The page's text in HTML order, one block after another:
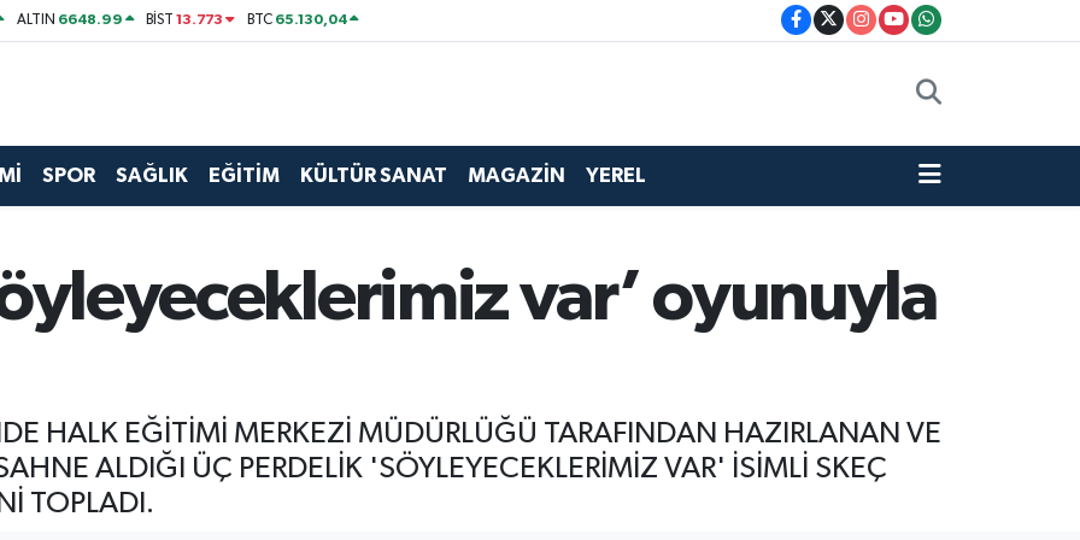
ALTIN 6648.99 BİST13.773 BTC 65.130,04
SPOR SAĞLIK EĞİTİM KÜLTÜR SANAT MAGAZİN YEREL
var’ oyunuyla
HALK EĞİTİMİ MERKEZİ MÜDÜRLÜĞÜ TARAFINDAN HAZIRLANAN VE
ALDIĞI ÜÇ PERDELİK 'SÖYLEYECEKLERİMİZ VAR' İSİMLİ SKEÇ
TOPLADI.